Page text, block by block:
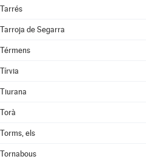
Tarrés
Tarroja de Segarra
Térmens
Tírvia
Tiurana
Torà
Torms, els
Tornabous